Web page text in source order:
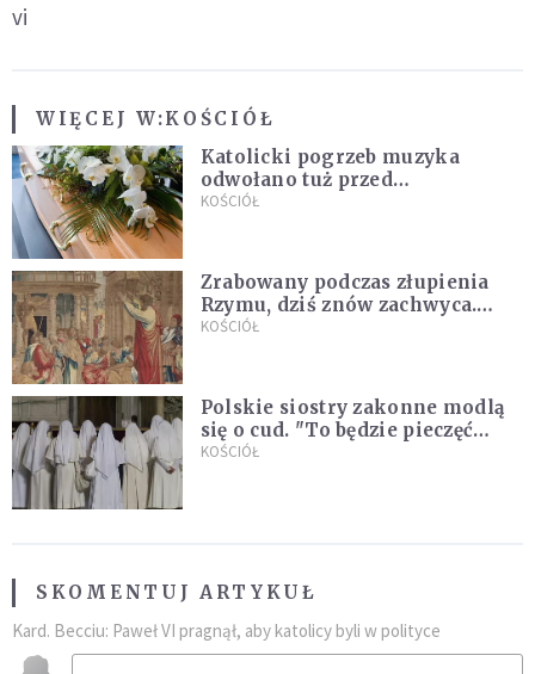
vi
WIĘCEJ W:KOŚCIÓŁ
Katolicki pogrzeb muzyka
odwołano tuż przed
uroczystością. Powodem była
KOŚCIÓŁ
Zrabowany podczas złupienia
Rzymu, dziś znów zachwyca.
Wyjątkowy arras w Castel
KOŚCIÓŁ
Polskie siostry zakonne modlą
się o cud. "To będzie pieczęć
Pana Boga dla naszej wiary"
KOŚCIÓŁ
SKOMENTUJ ARTYKUŁ
Kard. Becciu: Paweł VI pragnął, aby katolicy byli w polityce